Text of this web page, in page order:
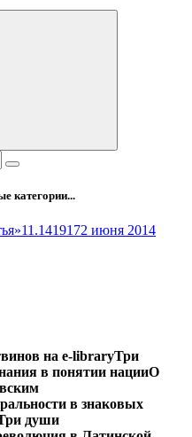
категории...
11.1419172 июня 2014
на e-libraryТри
в понятии нацииО
в знаковых
души